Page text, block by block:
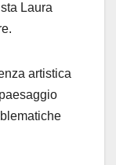
Laura
artistica